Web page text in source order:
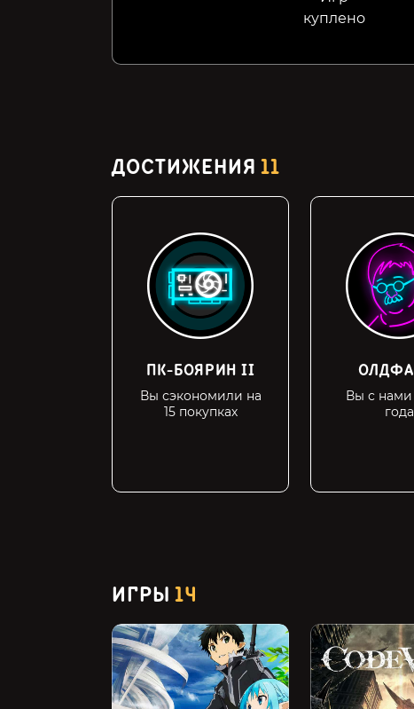
куплено
ДОСТИЖЕНИЯ 11
ПК-БОЯРИН II
Вы сэкономили на
15 покупках
Вы с
года
ИГРЫ 14